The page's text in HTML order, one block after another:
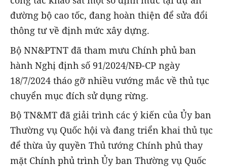
đường bộ cao tốc, đang hoàn thiện để sửa đổi
thông tư về định mức xây dựng.
Bộ NN&PTNT đã tham mưu Chính phủ ban
hành Nghị định số 91/2024/NĐ-CP ngày
18/7/2024 tháo gỡ nhiều vướng mắc về thủ tục
chuyển mục đích sử dụng rừng.
Bộ TN&MT đã giải trình các ý kiến của Ủy ban
Thường vụ Quốc hội và đang triển khai thủ tục
để thừa ủy quyền Thủ tướng Chính phủ thay
mặt Chính phủ trình Ủy ban Thường vụ Quốc